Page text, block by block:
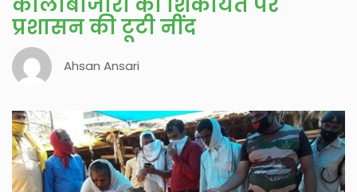
प्रशासन की टूटी नींद
Ahsan Ansari